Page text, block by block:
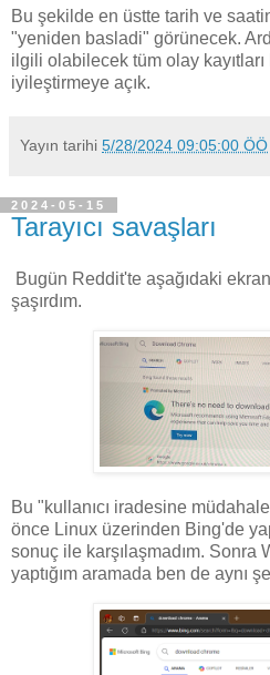
Bu şekilde en üstte tarih ve
"yeniden basladi" görünecek.
ilgili olabilecek tüm olay
iyileştirmeye açık.
Yayın tarihi 5/28/2024 09:05:00 ÖÖ
2024-05-15
Tarayıcı savaşları
Bugün Reddit'te aşağıdaki
şaşırdım.
Bu "kullanıcı iradesine
önce Linux üzerinden Bing'de
sonuç ile karşılaşmadım. Sonra
yaptığım aramada ben de aynı